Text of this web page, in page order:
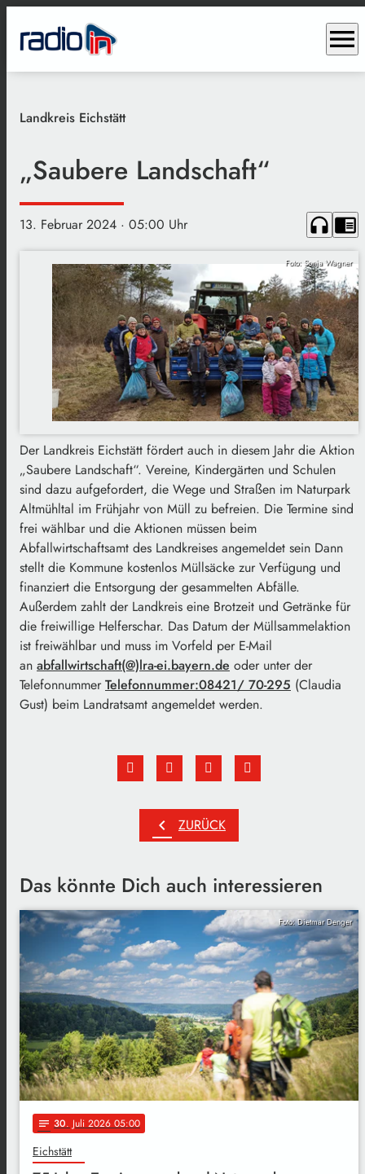
menu
Landkreis Eichstätt
„Saubere Landschaft“
13. Februar 2024 · 05:00 Uhr headphones chrome_reader_mode
Foto: Sonja Wagner
Der Landkreis Eichstätt fördert auch in diesem Jahr die Aktion
„Saubere Landschaft“. Vereine, Kindergärten und Schulen
sind dazu aufgefordert, die Wege und Straßen im Naturpark
Altmühltal im Frühjahr von Müll zu befreien. Die Termine sind
frei wählbar und die Aktionen müssen beim
Abfallwirtschaftsamt des Landkreises angemeldet sein Dann
stellt die Kommune kostenlos Müllsäcke zur Verfügung und
finanziert die Entsorgung der gesammelten Abfälle.
Außerdem zahlt der Landkreis eine Brotzeit und Getränke für
die freiwillige Helferschar. Das Datum der Müllsammelaktion
ist freiwählbar und muss im Vorfeld per E-Mail
an abfallwirtschaft(@)lra-ei.bayern.de oder unter der
Telefonnummer Telefonnummer:08421/ 70-295 (Claudia
Gust) beim Landratsamt angemeldet werden.
chevron_left ZURÜCK
Das könnte Dich auch interessieren
Foto: Dietmar Denger
notes 30. Juli 2026 05:00
Eichstätt